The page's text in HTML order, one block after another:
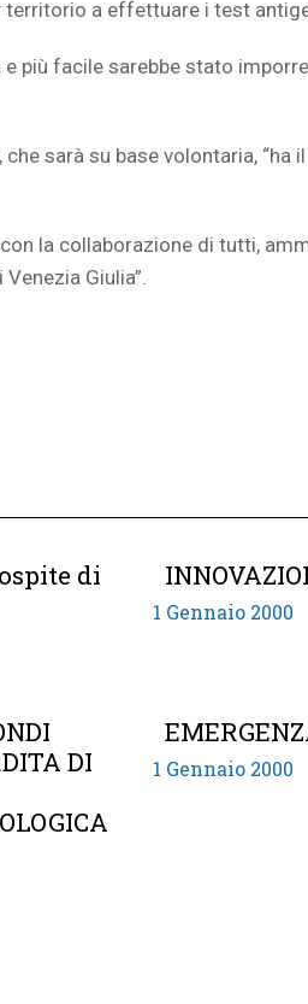
territorio a effettuare i test
più facile sarebbe stato
sarà su base volontaria, “ha
la collaborazione di tutti,
Giulia”.
di
1 Gennaio 2000
DI
1 Gennaio 2000